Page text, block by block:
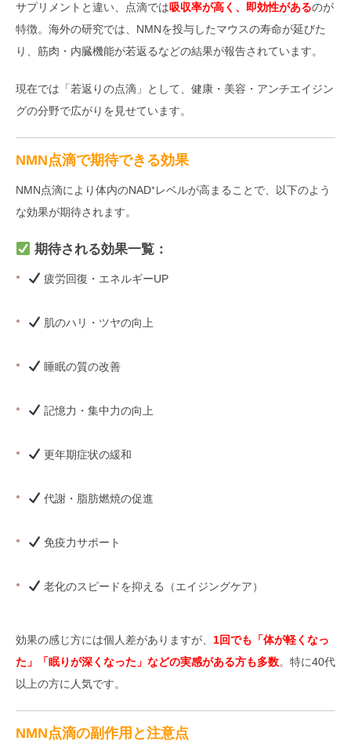
サプリメントと違い、点滴では吸収率が高く、即効性があるのが
特徴。海外の研究では、NMNを投与したマウスの寿命が延びた
り、筋肉・内臓機能が若返るなどの結果が報告されています。
現在では「若返りの点滴」として、健康・美容・アンチエイジン
グの分野で広がりを見せています。
NMN点滴で期待できる効果
NMN点滴により体内のNAD⁺レベルが高まることで、以下のよう
な効果が期待されます。
期待される効果一覧：
疲労回復・エネルギーUP
肌のハリ・ツヤの向上
睡眠の質の改善
記憶力・集中力の向上
更年期症状の緩和
代謝・脂肪燃焼の促進
免疫力サポート
老化のスピードを抑える（エイジングケア）
効果の感じ方には個人差がありますが、 1回でも「体が軽くなっ
た」「眠りが深くなった」などの実感がある方も多数。特に40代
以上の方に人気です。
NMN点滴の副作用と注意点